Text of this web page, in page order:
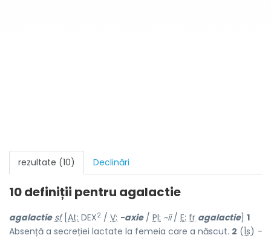
rezultate (10) Declinări
10 definiții pentru agalactie
agalactíe sf[ At: DEX2 / V: -axie/ Pl: ~ii/ E: fr agalactie] 1
Absență a secreției lactate la femeia care a născut. 2 (Îs) -